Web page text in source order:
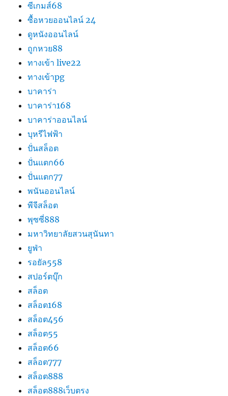
ซีเกมส์68
ซื้อหวยออนไลน์ 24
ดูหนังออนไลน์
ถูกหวย88
ทางเข้า live22
ทางเข้าpg
บาคาร่า
บาคาร่า168
บาคาร่าออนไลน์
บุหรีไฟฟ้า
ปั่นสล็อต
ปั่นแตก66
ปั่นแตก77
พนันออนไลน์
พีจีสล็อต
พุซซี่888
มหาวิทยาลัยสวนสุนันทา
ยูฟ่า
รอยัล558
สปอร์ตบุ๊ก
สล็อต
สล็อต168
สล็อต456
สล็อต55
สล็อต66
สล็อต777
สล็อต888
สล็อต888เว็บตรง